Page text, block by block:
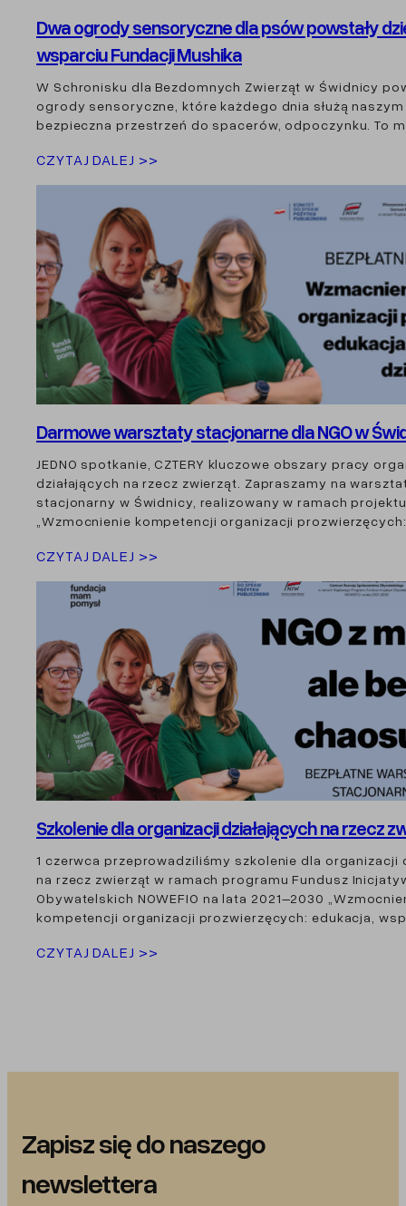
Dwa ogrody sensoryczne dla psów powstały
wsparciu Fundacji Mushika
W Schronisku dla Bezdomnych Zwierząt w Świdnicy
ogrody sensoryczne, które każdego dnia służą
bezpieczna przestrzeń do spacerów, odpoczynku. To
CZYTAJ DALEJ >>
Darmowe warsztaty stacjonarne dla NGO w
JEDNO spotkanie, CZTERY kluczowe obszary pracy
działających na rzecz zwierząt. Zapraszamy na
stacjonarny w Świdnicy, realizowany w ramach projektu
„Wzmocnienie kompetencji organizacji
CZYTAJ DALEJ >>
Szkolenie dla organizacji działających na rzecz
1 czerwca przeprowadziliśmy szkolenie dla organizacji
na rzecz zwierząt w ramach programu Fundusz
Obywatelskich NOWEFIO na lata 2021–2030
kompetencji organizacji prozwierzęcych: edukacja,
CZYTAJ DALEJ >>
Zapisz się do naszego
newslettera